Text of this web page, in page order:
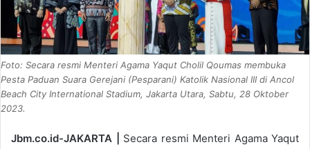
Foto: Secara resmi Menteri Agama Yaqut Cholil Qoumas membuka
Pesta Paduan Suara Gerejani (Pesparani) Katolik Nasional III di Ancol
Beach City International Stadium, Jakarta Utara, Sabtu, 28 Oktober
2023.
Jbm.co.id-JAKARTA |
Secara resmi Menteri Agama Yaqut